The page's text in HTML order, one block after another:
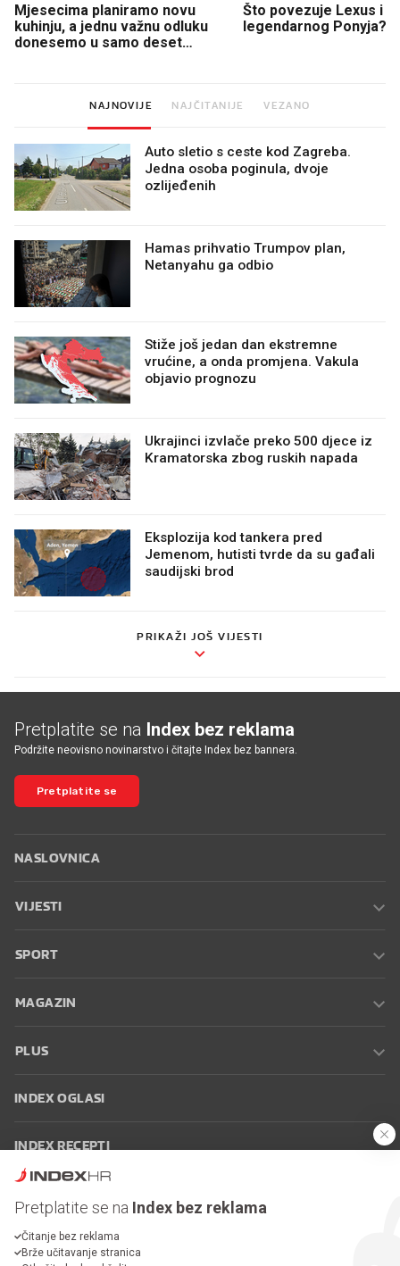
Mjesecima planiramo novu
kuhinju, a jednu važnu odluku
donesemo u samo deset
Što povezuje Lexus i
legendarnog Ponyja?
NAJNOVIJE NAJČITANIJE VEZANO
Auto sletio s ceste kod Zagreba.
Jedna osoba poginula, dvoje
ozlijeđenih
Hamas prihvatio Trumpov plan,
Netanyahu ga odbio
Stiže još jedan dan ekstremne
vrućine, a onda promjena. Vakula
objavio prognozu
Ukrajinci izvlače preko 500 djece iz
Kramatorska zbog ruskih napada
Eksplozija kod tankera pred
Jemenom, hutisti tvrde da su gađali
saudijski brod
PRIKAŽI JOŠ VIJESTI
Pretplatite se na Index bez reklama
Podržite neovisno novinarstvo i čitajte Index bez bannera.
Pretplatite se
NASLOVNICA
VIJESTI
SPORT
MAGAZIN
PLUS
INDEX OGLASI
INDEX RECEPTI
Oglašavanje Zaposli se na Indexu
korištenja
Postavke kolačića
Pretplatite se na Index bez reklama
Čitanje bez reklama
Brže učitavanje stranica